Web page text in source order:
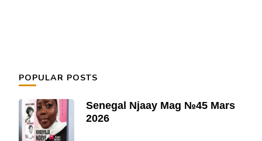
POPULAR POSTS
Senegal Njaay Mag №45 Mars
2026